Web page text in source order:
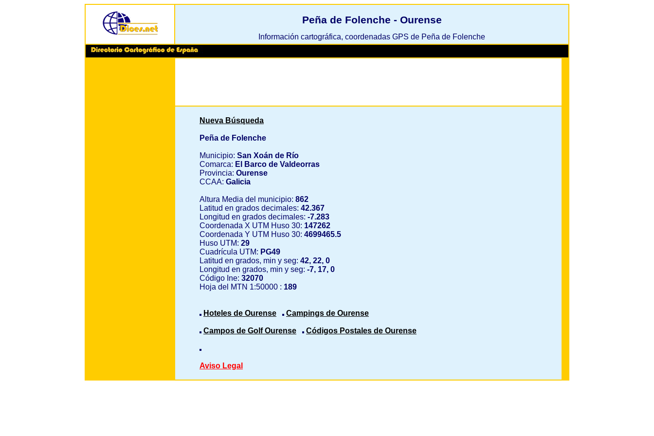
Peña de Folenche - Ourense
Información cartográfica, coordenadas GPS de Peña de Folenche
Nueva Búsqueda
Peña de Folenche
Municipio: San Xoán de Río
Comarca: El Barco de Valdeorras
Provincia: Ourense
CCAA: Galicia
Altura Media del municipio: 862
Latitud en grados decimales: 42.367
Longitud en grados decimales: -7.283
Coordenada X UTM Huso 30: 147262
Coordenada Y UTM Huso 30: 4699465.5
Huso UTM: 29
Cuadrícula UTM: PG49
Latitud en grados, min y seg: 42, 22, 0
Longitud en grados, min y seg: -7, 17, 0
Código Ine: 32070
Hoja del MTN 1:50000 : 189
Hoteles de Ourense Campings de Ourense
Campos de Golf Ourense Códigos Postales de Ourense
Aviso Legal